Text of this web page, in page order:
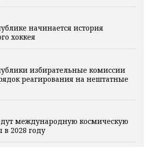
начинается история
хоккея
избирательные комиссии
реагирования на нештатные
международную космическую
2028 году